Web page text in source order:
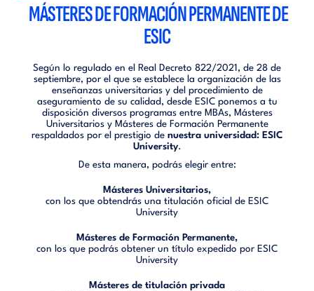
MÁSTERES DE FORMACIÓN PERMANENTE DE
ESIC
Según lo regulado en el Real Decreto 822/2021, de 28 de
septiembre, por el que se establece la organización de las
enseñanzas universitarias y del procedimiento de
aseguramiento de su calidad, desde ESIC ponemos a tu
disposición diversos programas entre MBAs, Másteres
Universitarios y Másteres de Formación Permanente
respaldados por el prestigio de nuestra universidad: ESIC
University.
De esta manera, podrás elegir entre:
Másteres Universitarios,
con los que obtendrás una titulación oficial de ESIC
University
Másteres de Formación Permanente,
con los que podrás obtener un título expedido por ESIC
University
Másteres de titulación privada